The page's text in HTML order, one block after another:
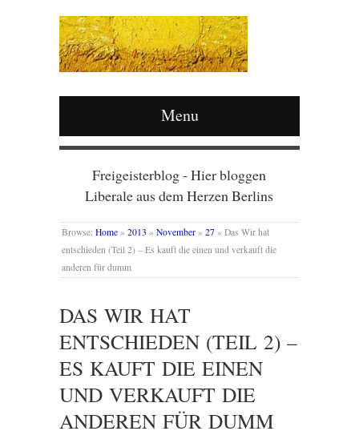
Menu
Freigeisterblog - Hier bloggen
Liberale aus dem Herzen Berlins
Browse: Home » 2013 » November » 27 » Das Wir hat
entschieden (Teil 2) – Es kauft die einen und verkauft die
anderen für dumm
DAS WIR HAT
ENTSCHIEDEN (TEIL 2) –
ES KAUFT DIE EINEN
UND VERKAUFT DIE
ANDEREN FÜR DUMM